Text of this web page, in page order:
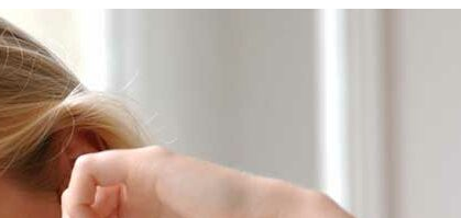
Ваш телефон:*
Ваш e-mail:*